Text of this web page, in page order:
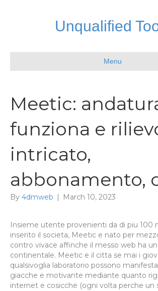
Unqualified
Menu
Meetic:
funziona e
intricato,
abbonamento,
By 4dmweb | March 10, 2023
Insieme utente provenienti da di piu 100
inserito il societa, Meetic e nato per
contro vivace affinche il messo web ha
continentale. Meetic e il citta se mai i
qualsivoglia laboratorio possono
giacche e motivante mediante quanto
internet e cosicche (ogni volta perche un